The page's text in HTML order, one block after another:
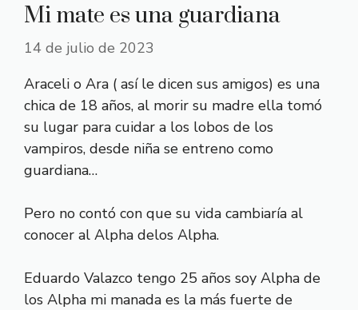
Mi mate es una guardiana
14 de julio de 2023
Araceli o Ara ( así le dicen sus amigos) es una
chica de 18 años, al morir su madre ella tomó
su lugar para cuidar a los lobos de los
vampiros, desde niña se entreno como
guardiana…
Pero no contó con que su vida cambiaría al
conocer al Alpha delos Alpha.
Eduardo Valazco tengo 25 años soy Alpha de
los Alpha mi manada es la más fuerte de